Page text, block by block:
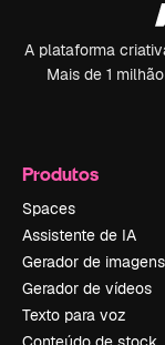
A plataforma
Mais de 1
Produtos
Spaces
Assistente de IA
Gerador de imagens
Gerador de vídeos
Texto para voz